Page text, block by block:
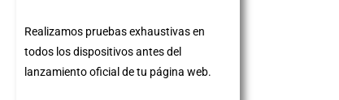
Realizamos pruebas exhaustivas en
todos los dispositivos antes del
lanzamiento oficial de tu página web.